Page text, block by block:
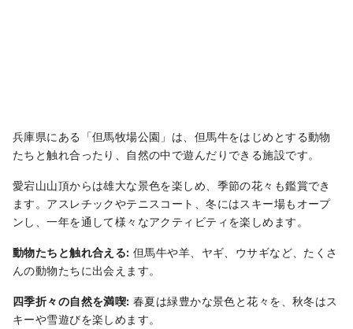
兵庫県にある「但馬牧場公園」は、但馬牛をはじめとする動物
たちと触れ合ったり、自然の中で遊んだりできる施設です。
愛宕山山頂からは雄大な景色を楽しめ、季節の花々も鑑賞でき
ます。アスレチックやテニスコート、冬にはスキー場もオープ
ンし、一年を通して様々なアクティビティを楽しめます。
動物たちと触れ合える: 但馬牛や羊、ヤギ、ウサギなど、たくさ
んの動物たちに出会えます。
四季折々の自然を満喫: 春夏は緑豊かな景色と花々を、秋冬はス
キーや雪遊びを楽しめます。